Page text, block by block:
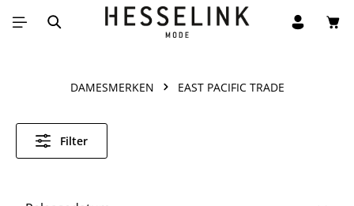
Ga naar de hoofdinhoud
DAMESMERKEN EAST PACIFIC TRADE
Filter